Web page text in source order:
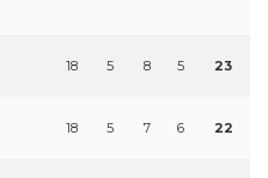
18 5 8 5 23
18 5 7 6 22